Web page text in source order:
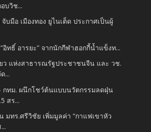
บวิช...
บมือ เมืองทอง ยูไนเต็ด ประกาศเป็นผู้
อิทธิ์ อารยะ” จากนักกีฬาฮอกกี้น้ำแข็งท...
ว แห่งสาธารณรัฐประชาชนจีน และ วช.
...
กทม. ผนึกโชว์ต้นแบบนวัตกรรมลดฝุ่น
สร...
มทร.ศรีวิชัย เพิ่มมูลค่า “กาแฟเขาหัว